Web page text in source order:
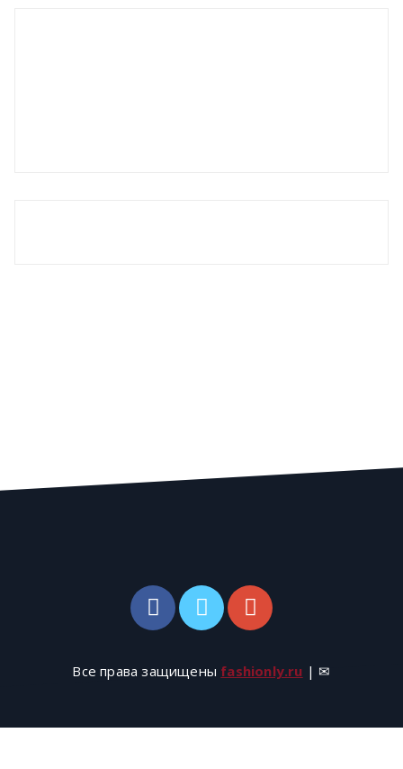
Все права защищены fashionly.ru | ✉